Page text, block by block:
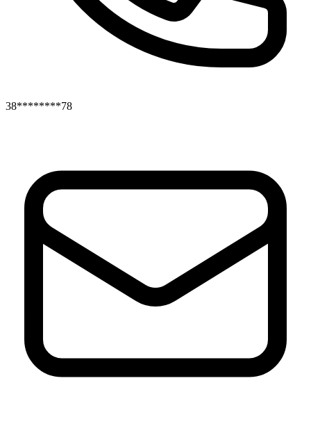
38********78